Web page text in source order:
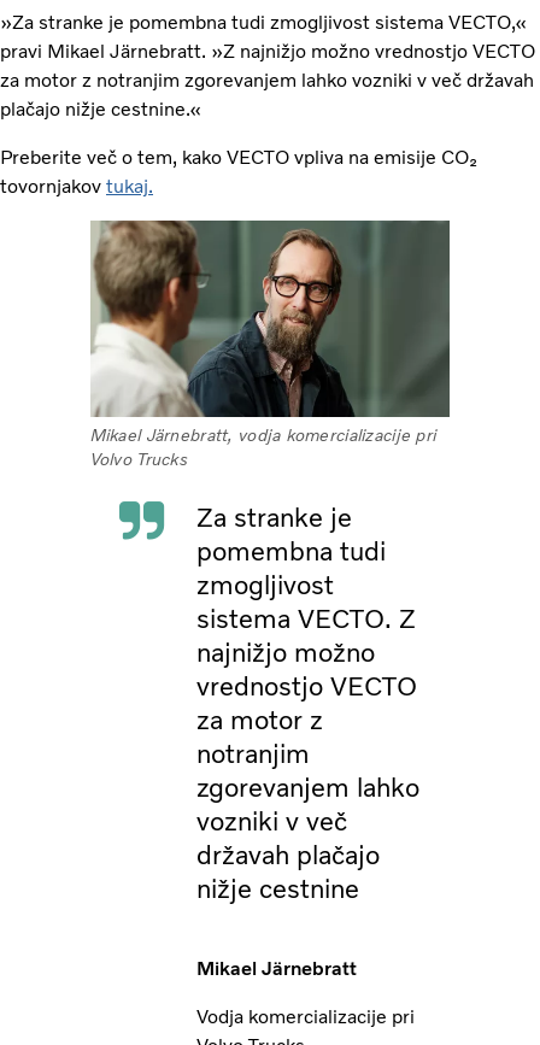
»Za stranke je pomembna tudi zmogljivost sistema VECTO,«
pravi Mikael Järnebratt. »Z najnižjo možno vrednostjo VECTO
za motor z notranjim zgorevanjem lahko vozniki v več državah
plačajo nižje cestnine.«
Preberite več o tem, kako VECTO vpliva na emisije CO₂
tovornjakov tukaj.
Mikael Järnebratt, vodja komercializacije pri
Volvo Trucks
Za stranke je
pomembna tudi
zmogljivost
sistema VECTO. Z
najnižjo možno
vrednostjo VECTO
za motor z
notranjim
zgorevanjem lahko
vozniki v več
državah plačajo
nižje cestnine
Mikael Järnebratt
Vodja komercializacije pri